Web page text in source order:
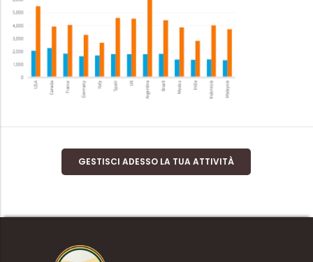
GESTISCI ADESSO LA TUA ATTIVITÀ